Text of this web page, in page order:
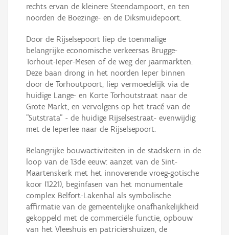
rechts ervan de kleinere Steendampoort, en ten
noorden de Boezinge- en de Diksmuidepoort.
Door de Rijselsepoort liep de toenmalige
belangrijke economische verkeersas Brugge-
Torhout-Ieper-Mesen of de weg der jaarmarkten.
Deze baan drong in het noorden Ieper binnen
door de Torhoutpoort, liep vermoedelijk via de
huidige Lange- en Korte Torhoutstraat naar de
Grote Markt, en vervolgens op het tracé van de
"Sutstrata" - de huidige Rijselsestraat- evenwijdig
met de Ieperlee naar de Rijselsepoort.
Belangrijke bouwactiviteiten in de stadskern in de
loop van de 13de eeuw: aanzet van de Sint-
Maartenskerk met het innoverende vroeg-gotische
koor (1221), beginfasen van het monumentale
complex Belfort-Lakenhal als symbolische
affirmatie van de gemeentelijke onafhankelijkheid
gekoppeld met de commerciële functie, opbouw
van het Vleeshuis en patriciërshuizen, de